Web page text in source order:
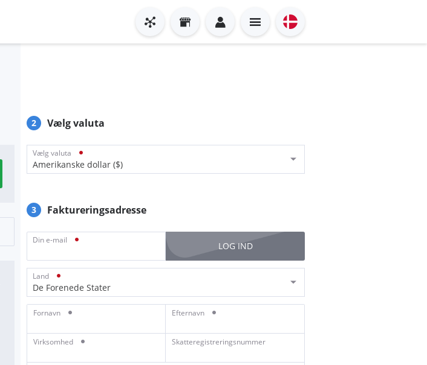
2 Vælg valuta
Vælg valuta
Amerikanske dollar ($)
3 Faktureringsadresse
Din e-mail
LOG IND
Land
De Forenede Stater
Fornavn Efternavn
Virksomhed Skatteregistreringsnummer